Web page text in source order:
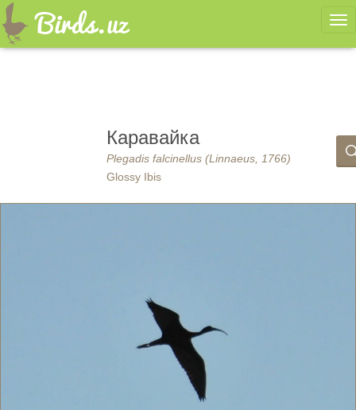
Каравайка
Plegadis falcinellus (Linnaeus, 1766)
Glossy Ibis